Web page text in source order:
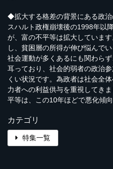
◆拡大する格差の背景にある政治
スハルト政権崩壊後の1998年以
が、富の不平等は拡大していま
し、貧困層の所得が伸び悩んで
社会運動が多くあるにも関わら
耳っており、社会的弱者の政治
くい状況です。為政者は社会全
力者への利益供与を重視してき
平等は、この10年ほどで悪化傾
カテゴリ
特集一覧